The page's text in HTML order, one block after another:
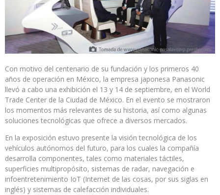
Con motivo del centenario de su fundación y los primeros 40
años de operación en México, la empresa japonesa Panasonic
llevó a cabo una exhibición el 13 y 14 de septiembre, en el World
Trade Center de la Ciudad de México. En el evento se mostraron
los momentos más relevantes de su historia, así como algunas
soluciones tecnológicas que ofrece a diversos mercados.
En la exposición estuvo presente la visión tecnológica de los
vehículos autónomos del futuro, para los cuales la compañía
desarrolla componentes, tales como materiales táctiles,
superficies multipropósito, sistemas de radar, navegación e
infoentretenimiento IoT (Internet de las cosas, por sus siglas en
inglés) y sistemas de calefacción individuales.